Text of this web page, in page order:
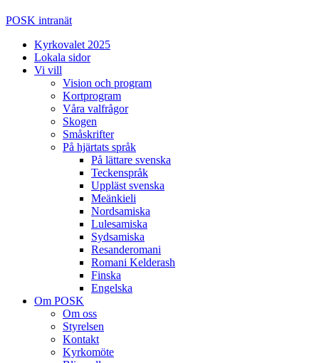
POSK intranät
Kyrkovalet 2025
Lokala sidor
Vi vill
Vision och program
Kortprogram
Våra valfrågor
Skogen
Småskrifter
På hjärtats språk
På lättare svenska
Teckenspråk
Uppläst svenska
Meänkieli
Nordsamiska
Lulesamiska
Sydsamiska
Resanderomani
Romani Kelderash
Finska
Engelska
Om POSK
Om oss
Styrelsen
Kontakt
Kyrkomöte